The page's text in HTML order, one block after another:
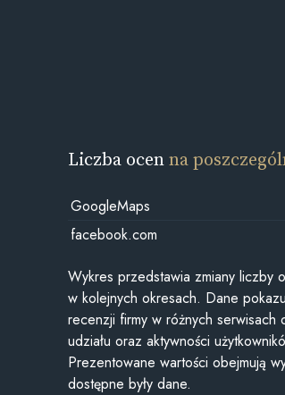
Liczba ocenna
GoogleMaps
facebook.com
Wykres przedstawia zmiany liczby
w kolejnych okresach. Dane
recenzji firmy w różnych serwisach
udziału oraz aktywności
Prezentowane wartości obejmują
dostępne były dane.